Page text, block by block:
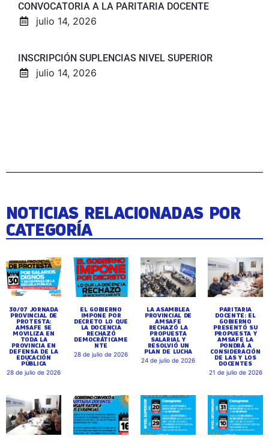
CONVOCATORIA A LA PARITARIA DOCENTE
julio 14, 2026
INSCRIPCIÓN SUPLENCIAS NIVEL SUPERIOR
julio 14, 2026
NOTICIAS RELACIONADAS POR
CATEGORÍA
30/07 JORNADA
PROVINCIAL DE
PROTESTA:
AMSAFE SE
MOVILIZA EN
TODA LA
PROVINCIA EN
DEFENSA DE LA
EDUCACIÓN
PÚBLICA
28 de julio de 2026
EL GOBIERNO
IMPONE POR
DECRETO LO QUE
LA DOCENCIA
RECHAZÓ
DEMOCRÁTICAME
NTE
28 de julio de 2026
LA ASAMBLEA
PROVINCIAL DE
AMSAFE
RECHAZÓ LA
PROPUESTA
SALARIAL Y
RESOLVIÓ UN
PLAN DE LUCHA
24 de julio de 2026
PARITARIA
DOCENTE: EL
GOBIERNO
PRESENTÓ SU
PROPUESTA Y
AMSAFE LA
PONDRÁ A
CONSIDERACIÓN
DE LAS Y LOS
DOCENTES
21 de julio de 2026